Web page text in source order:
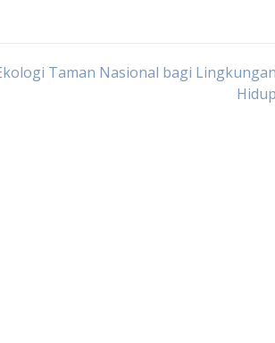
Taman Nasional bagi Lingkungan
Hidup